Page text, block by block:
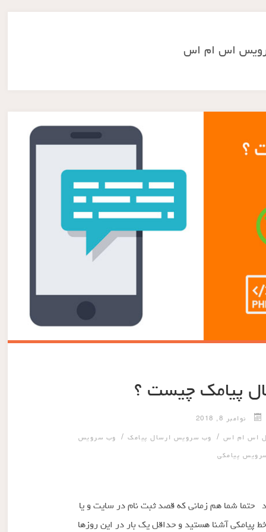
اس ام اس
پیامک چیست ؟
نوامبر 8, 2018
اس ام اس/ وب سرویس ارسال پیامک/ وب سرویس
پیامکی
شما هم زمانی که قصد ثبت نام در سایت و یا
پیامکی آشنا هستید و حداقل یک بار در این روزها